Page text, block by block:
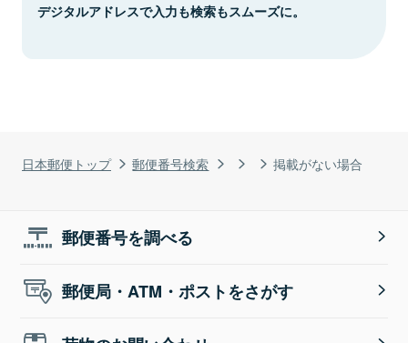
日本郵便トップ 郵便番号検索 掲載がない場合
デジタルアドレスで入力も検索もスムーズに。
郵便番号を調べる
郵便局・ATM・ポストをさがす